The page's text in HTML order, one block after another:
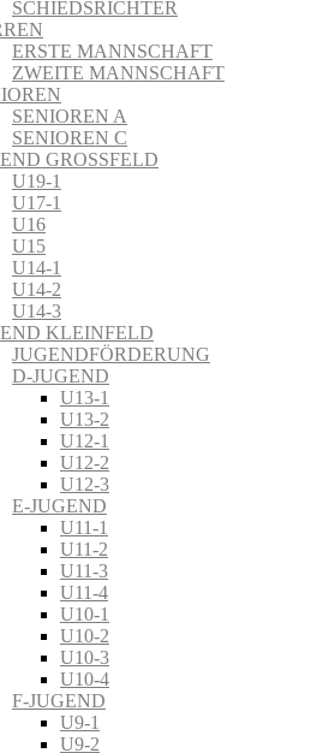
SCHIEDSRICHTER
ERSTE MANNSCHAFT
ZWEITE MANNSCHAFT
SENIOREN A
SENIOREN C
GROSSFELD
U19-1
U17-1
U16
U15
U14-1
U14-2
U14-3
KLEINFELD
JUGENDFÖRDERUNG
D-JUGEND
U13-1
U13-2
U12-1
U12-2
U12-3
E-JUGEND
U11-1
U11-2
U11-3
U11-4
U10-1
U10-2
U10-3
U10-4
F-JUGEND
U9-1
U9-2